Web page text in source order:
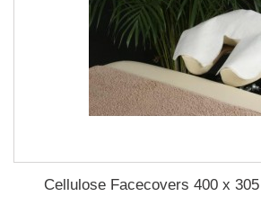
Cellulose Facecovers 400 x